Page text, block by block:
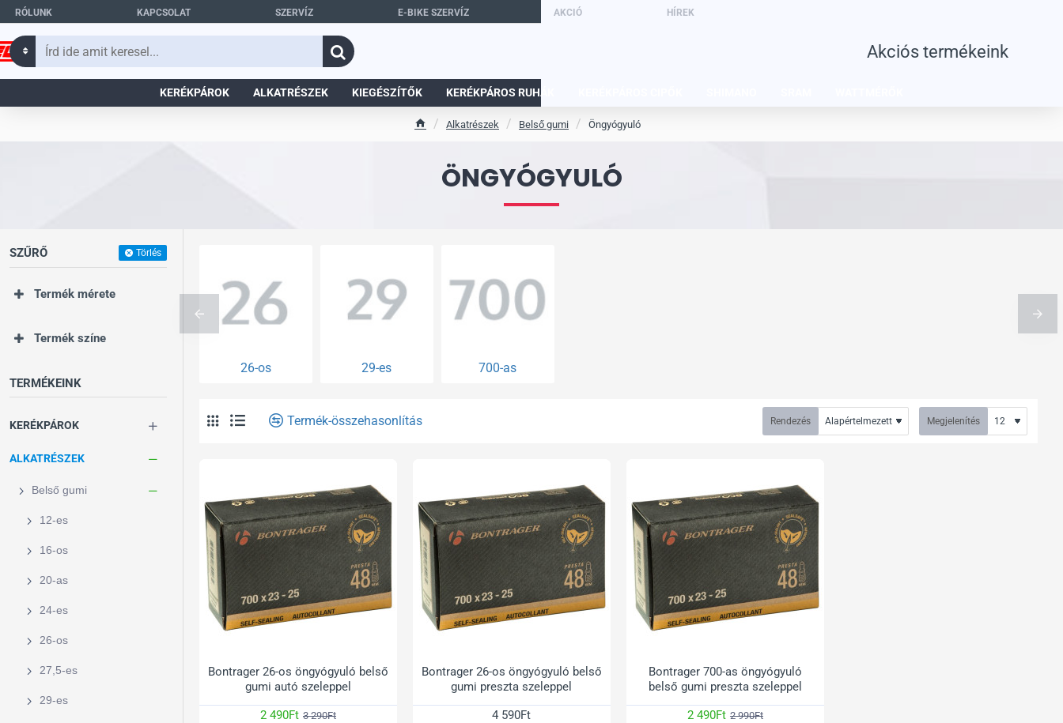
RÓLUNK KAPCSOLAT SZERVÍZ E-BIKE SZERVÍZ AKCIÓ HÍREK
Írd
Akciós termékeink
KERÉKPÁROK ALKATRÉSZEK KIEGÉSZÍTŐK KERÉKPÁROS RUHÁK
ÖNGYÓGYULÓ
Alkatrészek Belső gumi Öngyógyuló
SZŰRŐ Törlés
Termék mérete
Termék színe
TERMÉKEINK
KERÉKPÁROK
ALKATRÉSZEK
Belső gumi
12-es
16-os
20-as
24-es
26-os
27,5-es
29-es
26-os 29-es 700-as
Termék-összehasonlítás Rendezés Megjelenítés
Akciós
Bontrager 26-os öngyógyuló belső
gumi autó szeleppel
2 490Ft 3 290Ft
Bontrager 26-os öngyógyuló belső
gumi preszta szeleppel
4 590Ft
Akciós
Bontrager 700-as öngyógyuló
belső gumi preszta szeleppel
2 490Ft 2 990Ft